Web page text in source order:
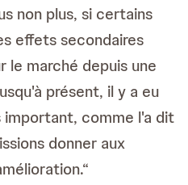
non plus, si certains
effets secondaires
le marché depuis une
présent, il y a eu
important, comme l'a dit
donner aux